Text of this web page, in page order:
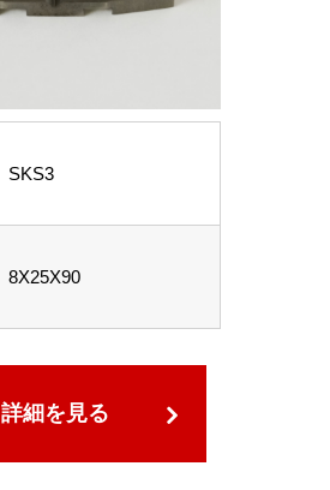
SKS3
8X25X90
詳細を見る